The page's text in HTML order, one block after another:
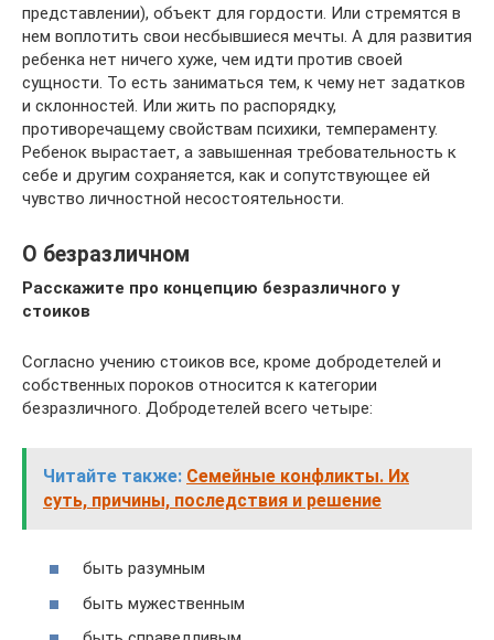
представлении), объект для гордости. Или стремятся в
нем воплотить свои несбывшиеся мечты. А для развития
ребенка нет ничего хуже, чем идти против своей
сущности. То есть заниматься тем, к чему нет задатков
и склонностей. Или жить по распорядку,
противоречащему свойствам психики, темпераменту.
Ребенок вырастает, а завышенная требовательность к
себе и другим сохраняется, как и сопутствующее ей
чувство личностной несостоятельности.
О безразличном
Расскажите про концепцию безразличного у
стоиков
Согласно учению стоиков все, кроме добродетелей и
собственных пороков относится к категории
безразличного. Добродетелей всего четыре:
Читайте также: Семейные конфликты. Их
суть, причины, последствия и решение
быть разумным
быть мужественным